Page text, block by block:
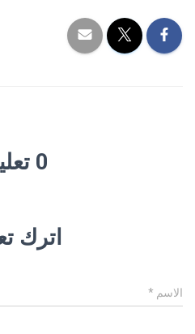
0 تعليق
اترك
الاسم *